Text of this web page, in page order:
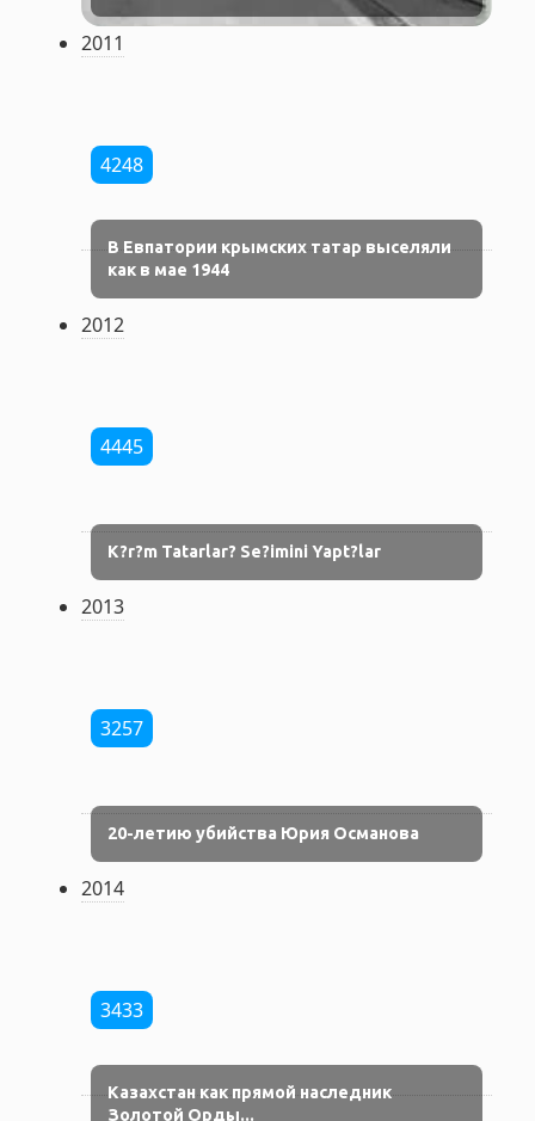
2011
4248
В Евпатории крымских татар выселяли
как в мае 1944
2012
4445
K?r?m Tatarlar? Se?imini Yapt?lar
2013
3257
20-летию убийства Юрия Османова
2014
3433
Казахстан как прямой наследник
Золотой Орды...